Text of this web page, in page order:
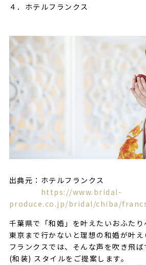
４．ホテルフランクス
出典元：ホテルフランクス
https://www.bridal-
produce.co.jp/bridal/chiba/
千葉県で「和婚」を叶えたいおふたり
東京まで行かないと理想の和婚が叶
フランクスでは、そんな声を吹き飛
(和装) スタイルをご提案します。